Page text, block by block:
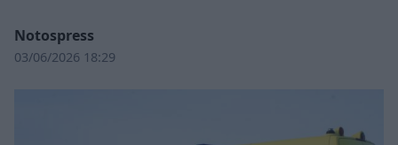
Notospress
03/06/2026 18:29